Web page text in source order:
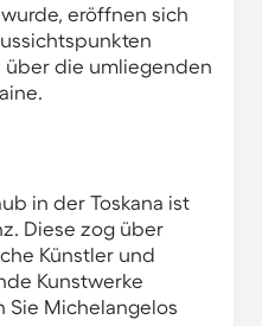
eröffnen sich
über die umliegenden
in der Toskana ​ist
Diese zog über
Künstler und
Kunstwerke
Sie Michelangelos